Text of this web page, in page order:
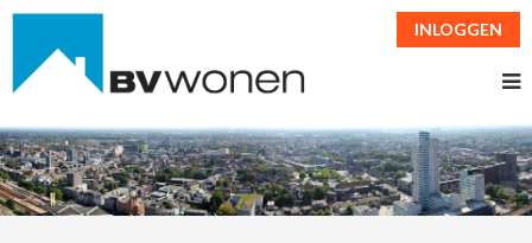
INLOGGEN